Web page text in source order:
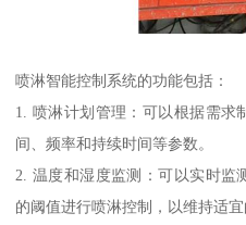
喷淋智能控制系统的功能包括：
1. 喷淋计划管理：可以根据需求
间、频率和持续时间等参数。
2. 温度和湿度监测：可以实时监
的阈值进行喷淋控制，以维持适宜